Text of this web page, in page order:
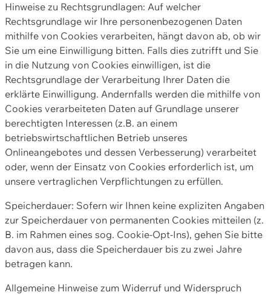
Hinweise zu Rechtsgrundlagen: Auf welcher
Rechtsgrundlage wir Ihre personenbezogenen Daten
mithilfe von Cookies verarbeiten, hängt davon ab, ob wir
Sie um eine Einwilligung bitten. Falls dies zutrifft und Sie
in die Nutzung von Cookies einwilligen, ist die
Rechtsgrundlage der Verarbeitung Ihrer Daten die
erklärte Einwilligung. Andernfalls werden die mithilfe von
Cookies verarbeiteten Daten auf Grundlage unserer
berechtigten Interessen (z.B. an einem
betriebswirtschaftlichen Betrieb unseres
Onlineangebotes und dessen Verbesserung) verarbeitet
oder, wenn der Einsatz von Cookies erforderlich ist, um
unsere vertraglichen Verpflichtungen zu erfüllen.
Speicherdauer: Sofern wir Ihnen keine expliziten Angaben
zur Speicherdauer von permanenten Cookies mitteilen (z.
B. im Rahmen eines sog. Cookie-Opt-Ins), gehen Sie bitte
davon aus, dass die Speicherdauer bis zu zwei Jahre
betragen kann.
Allgemeine Hinweise zum Widerruf und Widerspruch